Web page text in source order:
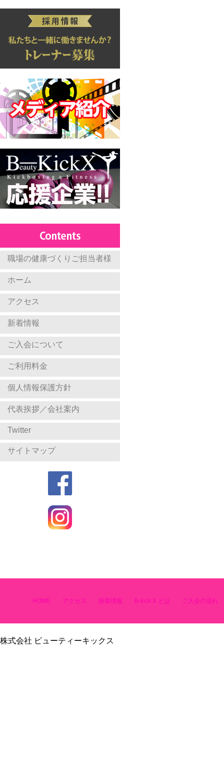
職場の健康づくりご担当者様
ホーム
アクセス
新着情報
ご入会について
ご利用料金
個人情報保護方針
代表挨拶／会社案内
Twitter
サイトマップ
HOME アクセス 新着情報 B-kick X とは ご入会の流れ
株式会社 ビューティーキックス